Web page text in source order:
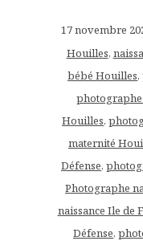
17 novembre
Houilles,
bébé Houilles,
Houilles,
maternité
Défense,
Photographe
naissance Ile de
Défense,